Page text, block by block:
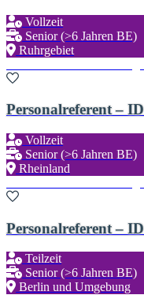
Vollzeit
Senior (>6 Jahren BE)
Ruhrgebiet
Personalreferent –
Vollzeit
Senior (>6 Jahren BE)
Rheinland
Personalreferent –
Teilzeit
Senior (>6 Jahren BE)
Berlin und Umgebung